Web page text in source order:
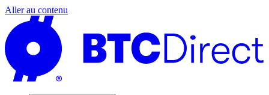
Aller au contenu